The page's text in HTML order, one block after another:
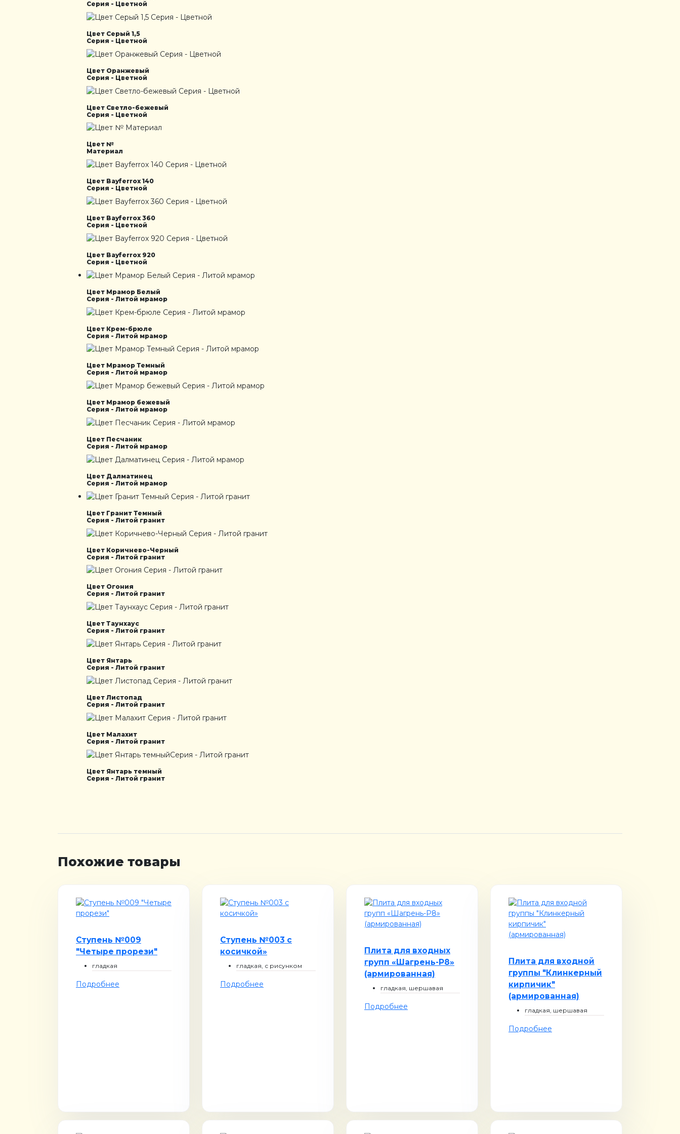
Серия - Цветной
Цвет Серый 1,5
Серия - Цветной
Цвет Оранжевый
Серия - Цветной
Цвет Светло-бежевый
Серия - Цветной
Цвет №
Материал
Цвет Bayferrox 140
Серия - Цветной
Цвет Bayferrox 360
Серия - Цветной
Цвет Bayferrox 920
Серия - Цветной
Цвет Мрамор Белый
Серия - Литой мрамор
Цвет Крем-брюле
Серия - Литой мрамор
Цвет Мрамор Темный
Серия - Литой мрамор
Цвет Мрамор бежевый
Серия - Литой мрамор
Цвет Песчаник
Серия - Литой мрамор
Цвет Далматинец
Серия - Литой мрамор
Цвет Гранит Темный
Серия - Литой гранит
Цвет Коричнево-Черный
Серия - Литой гранит
Цвет Огония
Серия - Литой гранит
Цвет Таунхаус
Серия - Литой гранит
Цвет Янтарь
Серия - Литой гранит
Цвет Листопад
Серия - Литой гранит
Цвет Малахит
Серия - Литой гранит
Цвет Янтарь темный
Серия - Литой гранит
Похожие товары
Ступень №009
"Четыре прорези"
гладкая
Подробнее
Ступень №003 с
косичкой»
гладкая, с рисунком
Подробнее
Плита для входных
групп «Шагрень-Р8»
(армированная)
гладкая, шершавая
Подробнее
Плита для входной
группы "Клинкерный
кирпичик"
(армированная)
гладкая, шершавая
Подробнее